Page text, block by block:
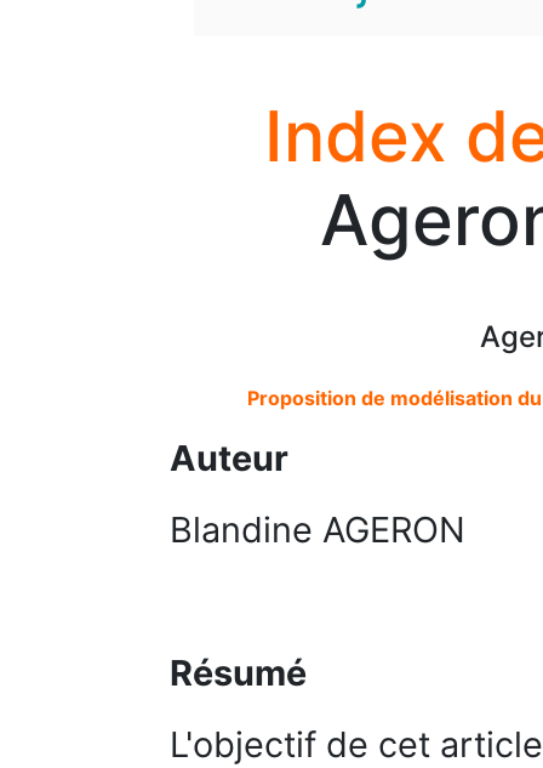
Index
Proposition de modélisation
Auteur
Blandine AGERON
Résumé
L'objectif de cet